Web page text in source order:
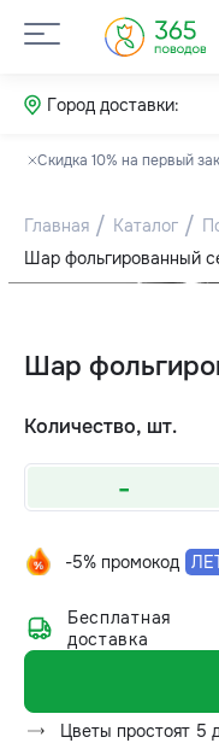
Город доставки:
Скидка 10% на первый
Главная Каталог
Шар фольгированный
Шар
Количество, шт.
-
-5% промокод
Бесплатная
доставка
Цветы простоят 5